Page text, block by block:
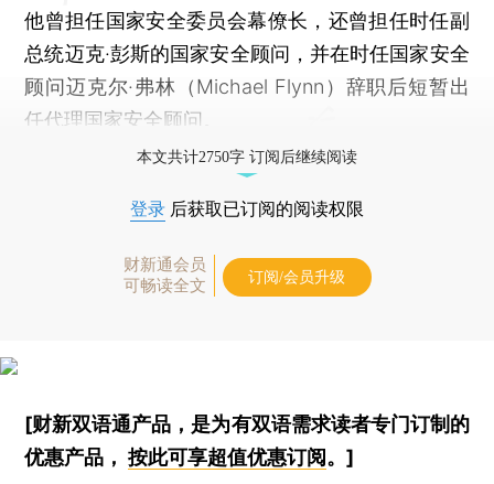
他曾担任国家安全委员会幕僚长，还曾担任时任副
总统迈克·彭斯的国家安全顾问，并在时任国家安全
顾问迈克尔·弗林（Michael Flynn）辞职后短暂出
任代理国家安全顾问。
本文共计2750字 订阅后继续阅读
登录 后获取已订阅的阅读权限
财新通会员
可畅读全文
订阅/会员升级
[财新双语通产品，是为有双语需求读者专门订制的
优惠产品，按此可享超值优惠订阅。]